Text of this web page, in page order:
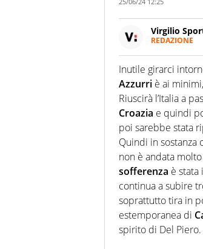
Virgilio
REDAZIONE
sport.
Virgilio
completa e
esperti di
rilanciano
100%
Inutile girarci
Azzurri è ai
Riuscirà l’Italia a
Croazia e quindi
poi sarebbe stata
Quindi in sostanza
non è andata
sofferenza è
continua a subire
soprattutto tira in
estemporanea di
spirito di Del Piero.